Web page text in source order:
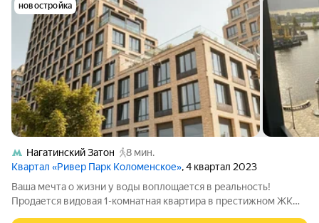
новостройка
Нагатинский Затон
8 мин.
Квартал «Ривер Парк Коломенское», 4 квартал 2023
Ваша мечта о жизни у воды воплощается в реальность!
Продается видовая 1-комнатная квартира в престижном ЖК